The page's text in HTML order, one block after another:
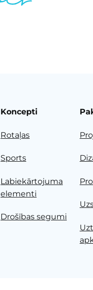
Koncepti
Rotaļas
Sports
Labiekārtojuma
elementi
Drošības segumi